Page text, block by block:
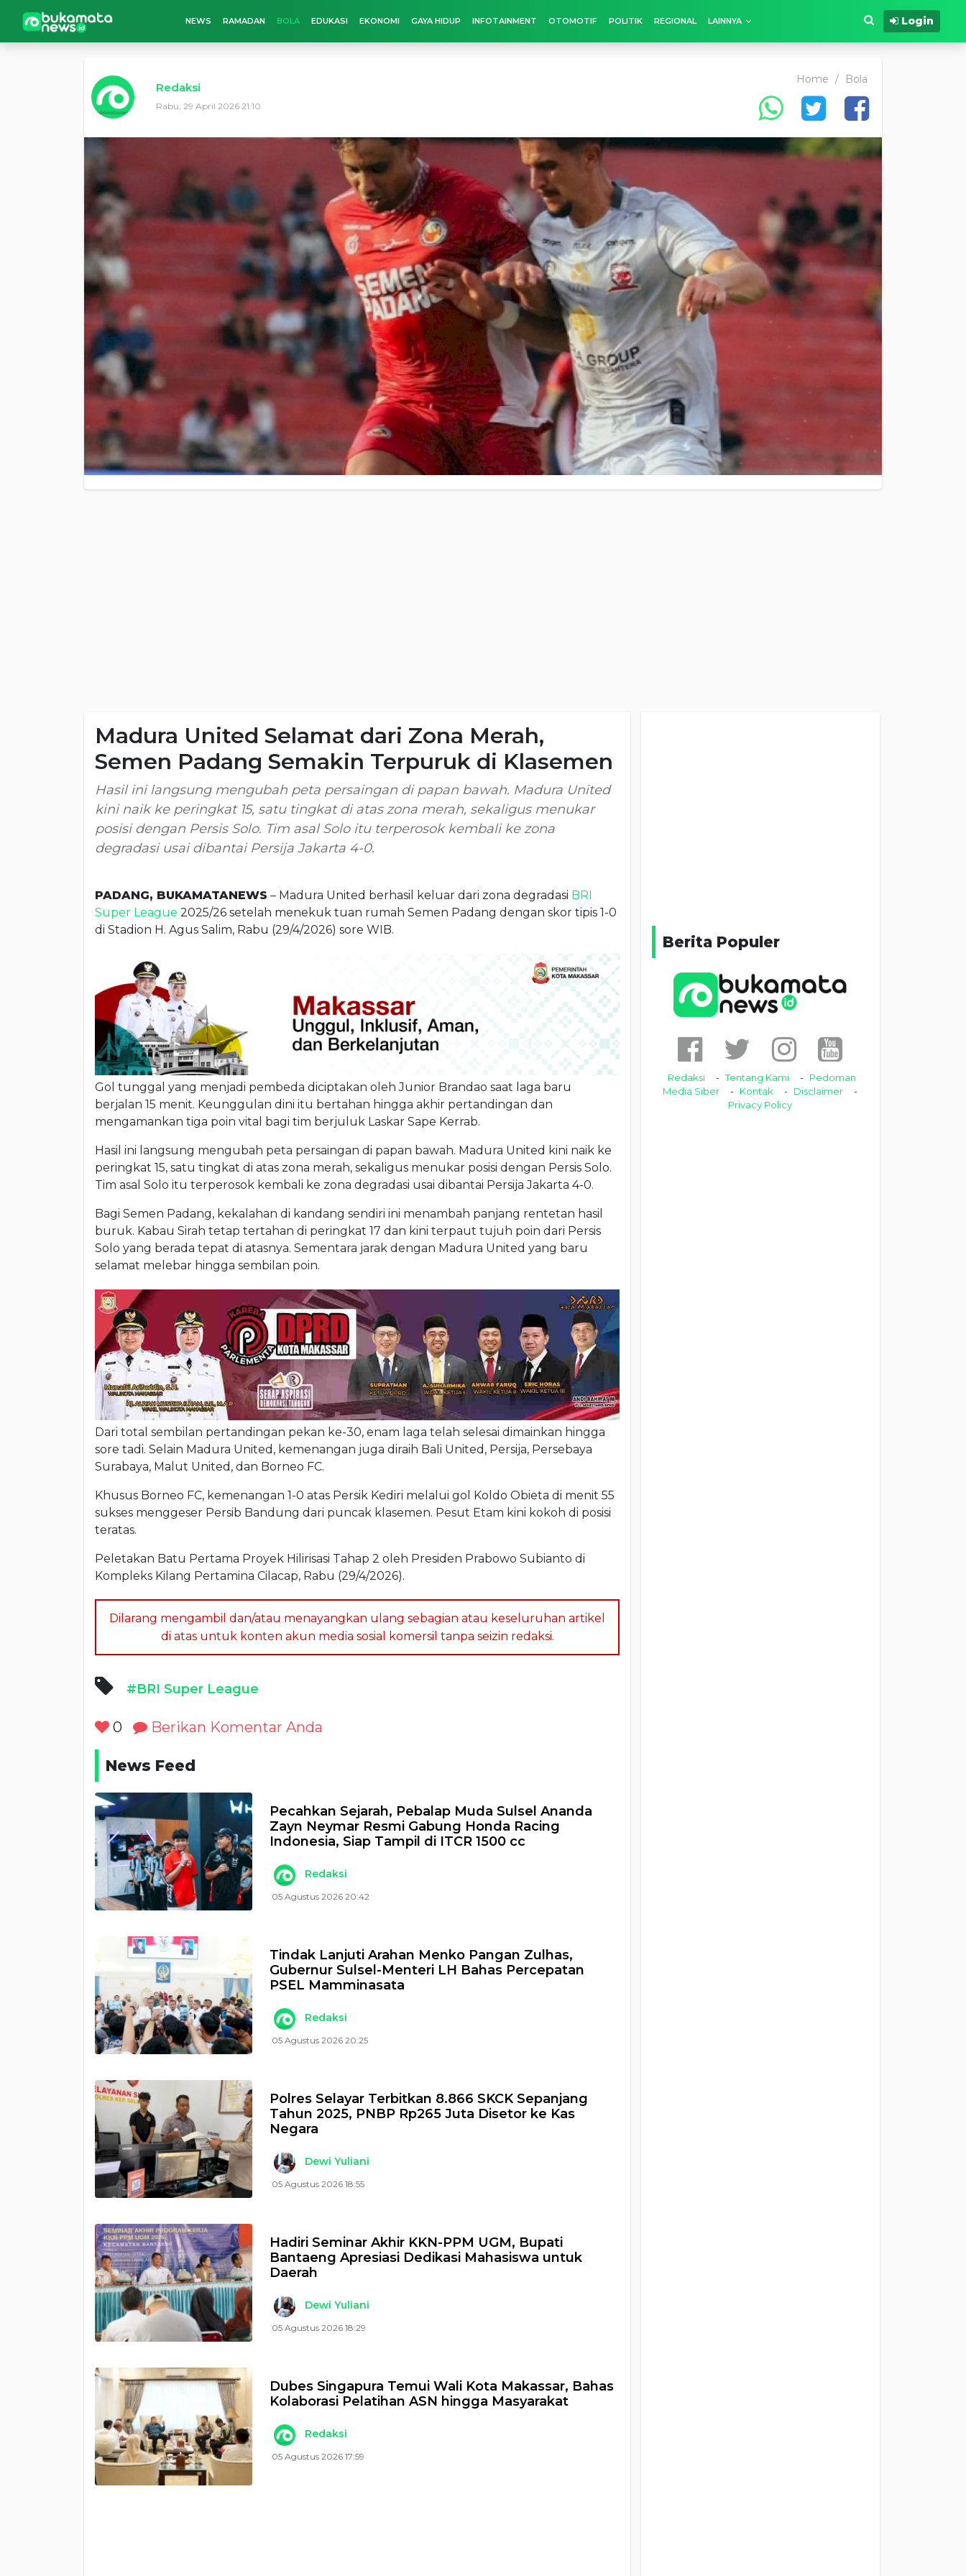
NEWS RAMADAN BOLA EDUKASI EKONOMI GAYA HIDUP INFOTAINMENT OTOMOTIF POLITIK REGIONAL LAINNYA Login
Redaksi
Rabu, 29 April 2026 21:10
Home / Bola
Madura United Selamat dari Zona Merah,
Semen Padang Semakin Terpuruk di Klasemen
Hasil ini langsung mengubah peta persaingan di papan bawah. Madura United
kini naik ke peringkat 15, satu tingkat di atas zona merah, sekaligus menukar
posisi dengan Persis Solo. Tim asal Solo itu terperosok kembali ke zona
degradasi usai dibantai Persija Jakarta 4-0.
PADANG, BUKAMATANEWS – Madura United berhasil keluar dari zona degradasi BRI
Super League 2025/26 setelah menekuk tuan rumah Semen Padang dengan skor tipis 1-0
di Stadion H. Agus Salim, Rabu (29/4/2026) sore WIB.
Gol tunggal yang menjadi pembeda diciptakan oleh Junior Brandao saat laga baru
berjalan 15 menit. Keunggulan dini itu bertahan hingga akhir pertandingan dan
mengamankan tiga poin vital bagi tim berjuluk Laskar Sape Kerrab.
Hasil ini langsung mengubah peta persaingan di papan bawah. Madura United kini naik ke
peringkat 15, satu tingkat di atas zona merah, sekaligus menukar posisi dengan Persis Solo.
Tim asal Solo itu terperosok kembali ke zona degradasi usai dibantai Persija Jakarta 4-0.
Bagi Semen Padang, kekalahan di kandang sendiri ini menambah panjang rentetan hasil
buruk. Kabau Sirah tetap tertahan di peringkat 17 dan kini terpaut tujuh poin dari Persis
Solo yang berada tepat di atasnya. Sementara jarak dengan Madura United yang baru
selamat melebar hingga sembilan poin.
Dari total sembilan pertandingan pekan ke-30, enam laga telah selesai dimainkan hingga
sore tadi. Selain Madura United, kemenangan juga diraih Bali United, Persija, Persebaya
Surabaya, Malut United, dan Borneo FC.
Khusus Borneo FC, kemenangan 1-0 atas Persik Kediri melalui gol Koldo Obieta di menit 55
sukses menggeser Persib Bandung dari puncak klasemen. Pesut Etam kini kokoh di posisi
teratas.
Peletakan Batu Pertama Proyek Hilirisasi Tahap 2 oleh Presiden Prabowo Subianto di
Kompleks Kilang Pertamina Cilacap, Rabu (29/4/2026).
Dilarang mengambil dan/atau menayangkan ulang sebagian atau keseluruhan artikel
di atas untuk konten akun media sosial komersil tanpa seizin redaksi.
#BRI Super League
0 Berikan Komentar Anda
News Feed
Pecahkan Sejarah, Pebalap Muda Sulsel Ananda
Zayn Neymar Resmi Gabung Honda Racing
Indonesia, Siap Tampil di ITCR 1500 cc
Redaksi
05 Agustus 2026 20:42
Tindak Lanjuti Arahan Menko Pangan Zulhas,
Gubernur Sulsel-Menteri LH Bahas Percepatan
PSEL Mamminasata
Redaksi
05 Agustus 2026 20:25
Polres Selayar Terbitkan 8.866 SKCK Sepanjang
Tahun 2025, PNBP Rp265 Juta Disetor ke Kas
Negara
Dewi Yuliani
05 Agustus 2026 18:55
Hadiri Seminar Akhir KKN-PPM UGM, Bupati
Bantaeng Apresiasi Dedikasi Mahasiswa untuk
Daerah
Dewi Yuliani
05 Agustus 2026 18:29
Dubes Singapura Temui Wali Kota Makassar, Bahas
Kolaborasi Pelatihan ASN hingga Masyarakat
Redaksi
05 Agustus 2026 17:59
Berita Populer
Redaksi Tentang Kami
Pedoman
Media Siber
Kontak
Disclaimer
Privacy Policy